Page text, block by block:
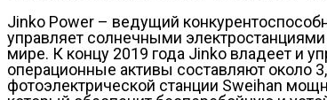
Jinko Power – ведущий
управляет солнечными
мире. К концу 2019 года Jinko владеет и
операционные активы составляют около
фотоэлектрической станции Sweihan